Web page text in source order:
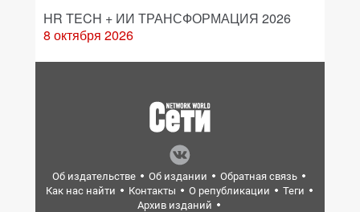
HR TECH + ИИ ТРАНСФОРМАЦИЯ 2026
8 октября 2026
Об издательстве Об издании
Обратная связь
Как нас найти
Контакты О републикации
Теги
Архив изданий